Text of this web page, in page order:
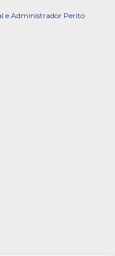
e Administrador Perito